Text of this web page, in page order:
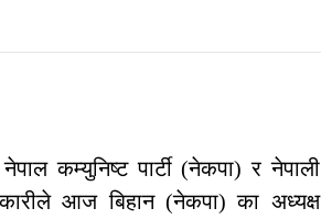
कम्युनिष्ट पार्टी (नेकपा) र नेपाली
आज बिहान (नेकपा) का अध्यक्ष